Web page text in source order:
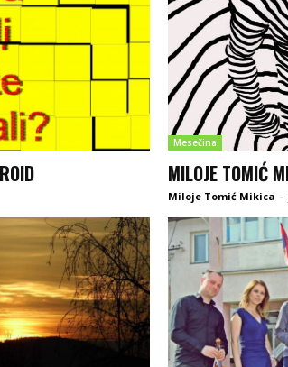
Mesečina
MILOJE TOMIĆ
Miloje Tomić Mikica -